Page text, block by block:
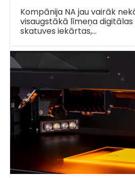
Kompānija NA jau vairāk
visaugstākā līmeņa digitālas
skatuves iekārtas,…